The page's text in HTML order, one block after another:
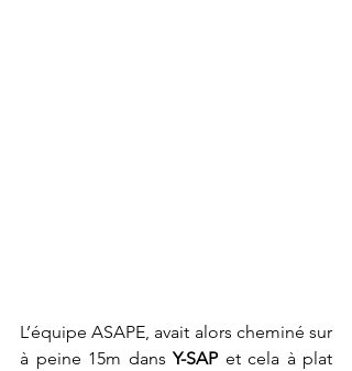
L’équipe ASAPE, avait alors cheminé sur
à peine 15m dans Y-SAP et cela à plat